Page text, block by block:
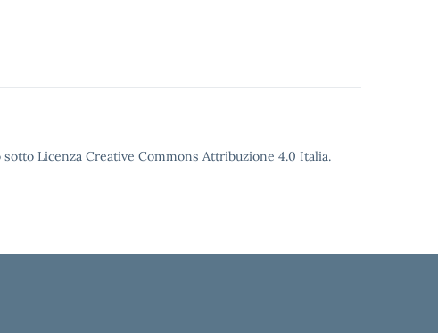
Licenza Creative Commons Attribuzione 4.0 Italia.